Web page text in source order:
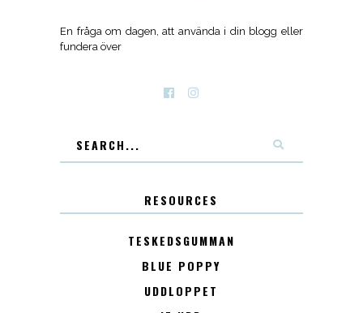
En fråga om dagen, att använda i din blogg eller
fundera över
RESOURCES
TESKEDSGUMMAN
BLUE POPPY
UDDLOPPET